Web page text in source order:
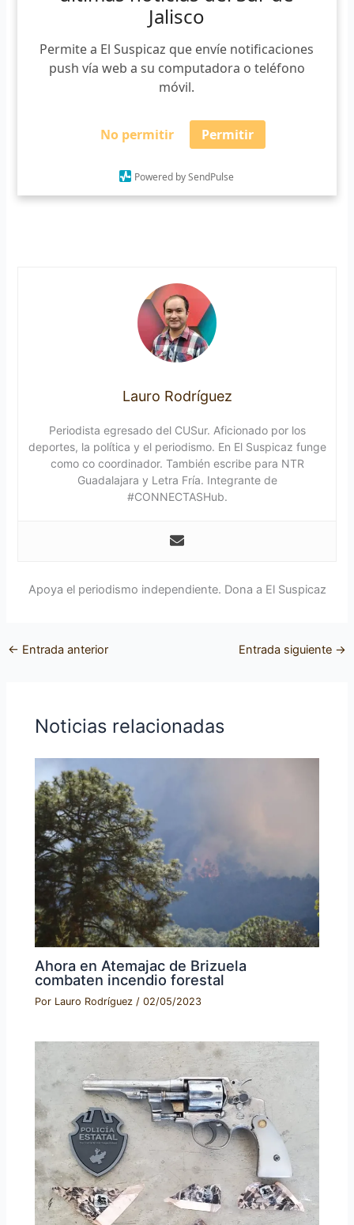
Jalisco
Permite a El Suspicaz que envíe notificaciones
push vía web a su computadora o teléfono
móvil.
No permitir Permitir
Powered by SendPulse
Lauro Rodríguez
Periodista egresado del CUSur. Aficionado por los
deportes, la política y el periodismo. En El Suspicaz funge
como co coordinador. También escribe para NTR
Guadalajara y Letra Fría. Integrante de
#CONNECTASHub.
Apoya el periodismo independiente. Dona a El Suspicaz
← Entrada anterior Entrada siguiente →
Noticias relacionadas
Ahora en Atemajac de Brizuela
combaten incendio forestal
Por Lauro Rodríguez/02/05/2023